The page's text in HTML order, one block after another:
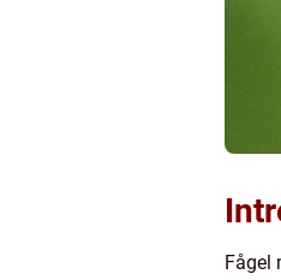
Fågel